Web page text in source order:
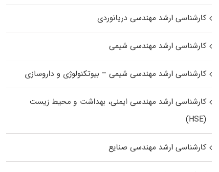
کارشناسی ارشد مهندسی دریانوردی
کارشناسی ارشد مهندسی شیمی
کارشناسی ارشد مهندسی شیمی – بیوتکنولوژی و داروسازی
کارشناسی ارشد مهندسی ایمنی، بهداشت و محیط زیست
(HSE)
کارشناسی ارشد مهندسی صنایع